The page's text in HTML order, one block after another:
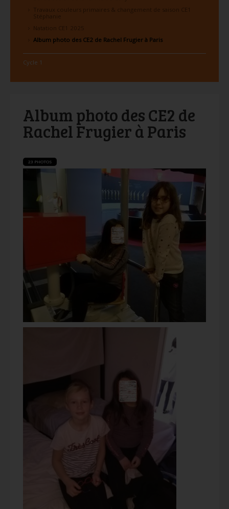
Travaux couleurs primaires & changement de saison CE1
Stéphanie
Natation CE1 2025
Album photo des CE2 de Rachel Frugier à Paris
Cycle 1
Album photo des CE2 de
Rachel Frugier à Paris
23 PHOTOS